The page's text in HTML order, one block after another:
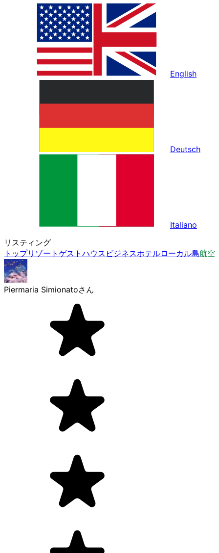
English
Deutsch
Italiano
リスティング
トップリゾート ゲストハウス ビジネスホテルローカル島航空
Piermaria Simionatoさん